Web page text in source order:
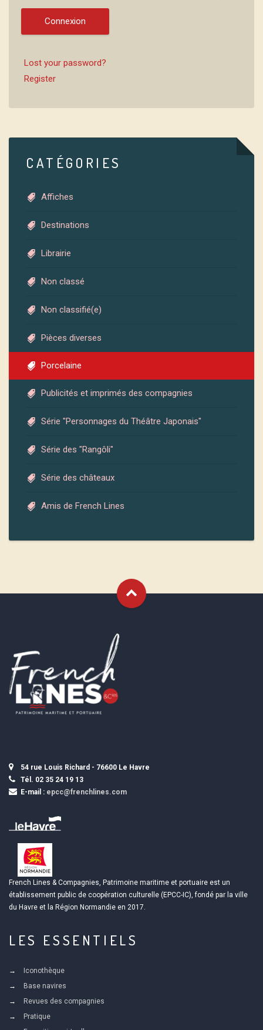
Connexion
Lost your password?
Register
CATÉGORIES
Affiches
Destinations
Librairie
Non classé
Non classifié(e)
Pièces diverses
Porcelaine
Publicités et imprimés des compagnies
Série "Personnages du Théâtre Japonais"
Série des "Rangôli"
Série des châteaux
Amis de French Lines
54 rue Louis Richard - 76600 Le Havre
Tél. 02 35 24 19 13
E-mail : epcc@frenchlines.com
French Lines & Compagnies, Patrimoine maritime et portuaire est un
établissement public de coopération culturelle (EPCC-IC), fondé par la ville
du Havre et la Région Normandie en 2017.
LES ESSENTIELS
Iconothèque
Base navires
Revues des compagnies
Pratique